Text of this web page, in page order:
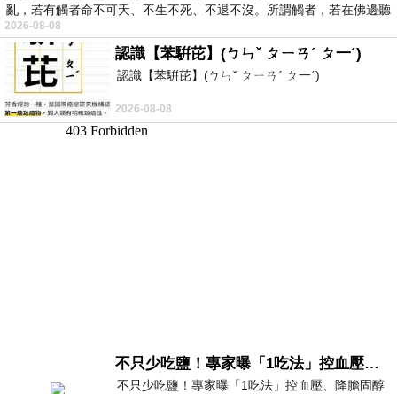
亂，若有觸者命不可夭、不生不死、不退不沒。所謂觸者，若在佛邊聽
受
2026-08-08
認識【苯騈芘】(ㄅㄣˇ ㄆㄧㄢˊ ㄆ一ˊ)
認識【苯騈芘】(ㄅㄣˇ ㄆㄧㄢˊ ㄆ一ˊ)
2026-08-08
不只少吃鹽！專家曝「1吃法」控血壓、降膽固醇 - 得舒飲食(DASH Diet)
不只少吃鹽！專家曝「1吃法」控血壓、降膽固醇